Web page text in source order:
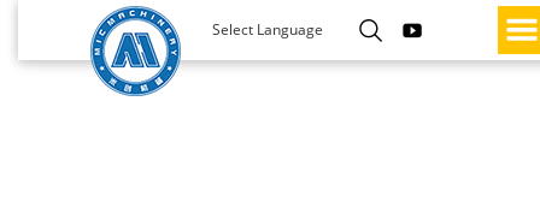
Select Language